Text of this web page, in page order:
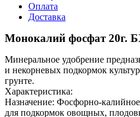
Оплата
Доставка
Монокалий фосфат 20г.
Минеральное удобрение
и некорневых подкормок
грунте.
Характеристика:
Назначение: Фосфорно-
для подкормок овощных,